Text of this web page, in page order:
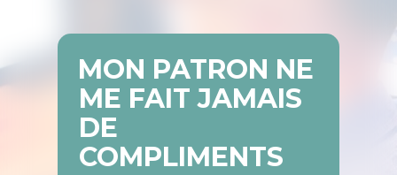
MON PATRON NE
ME FAIT JAMAIS
DE
COMPLIMENTS